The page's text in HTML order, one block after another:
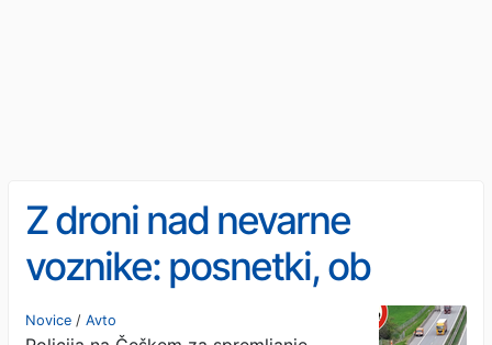
Z droni nad nevarne
voznike: posnetki, ob
katerih boste ostali brez
Novice / Avto